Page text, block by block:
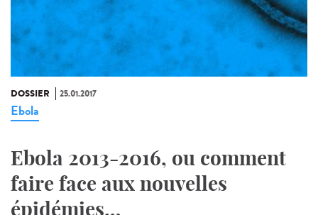
DOSSIER 25.01.2017
Ebola
Ebola 2013-2016, ou comment
faire face aux nouvelles
épidémies…